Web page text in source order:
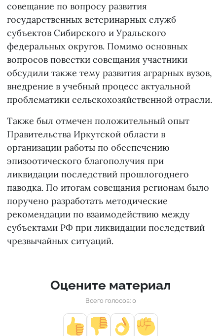
совещание по вопросу развития
государственных ветеринарных служб
субъектов Сибирского и Уральского
федеральных округов. Помимо основных
вопросов повестки совещания участники
обсудили также тему развития аграрных вузов,
внедрение в учебный процесс актуальной
проблематики сельскохозяйственной отрасли.
Также был отмечен положительный опыт
Правительства Иркутской области в
организации работы по обеспечению
эпизоотического благополучия при
ликвидации последствий прошлогоднего
паводка. По итогам совещания регионам было
поручено разработать методические
рекомендации по взаимодействию между
субъектами РФ при ликвидации последствий
чрезвычайных ситуаций.
Оцените материал
Всего голосов: 0